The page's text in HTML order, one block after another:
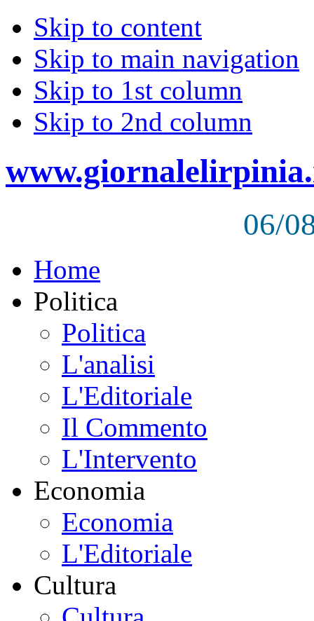
Skip to content
Skip to main navigation
Skip to 1st column
Skip to 2nd column
06/
Home
Politica
Politica
L'analisi
L'Editoriale
Il Commento
L'Intervento
Economia
Economia
L'Editoriale
Cultura